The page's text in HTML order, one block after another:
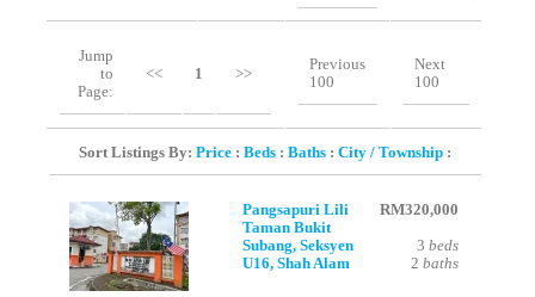
Jump
to
Page:
<< 1 >>
Previous
100
Next
100
Sort Listings By: Price: Beds: Baths: City / Township:
Pangsapuri Lili
Taman Bukit
Subang, Seksyen
U16, Shah Alam
RM320,000
3 beds
2 baths